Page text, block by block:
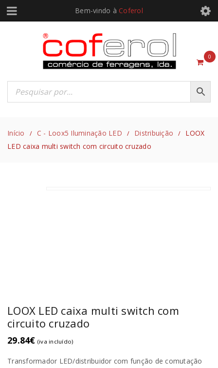
Bem-vindo à Coferol
0
Início / C - Loox5 Iluminação LED / Distribuição /
LOOX
LED caixa multi switch com circuito cruzado
LOOX LED caixa multi switch com
circuito cruzado
29.84€ (iva incluído)
Transformador LED/distribuidor com função de comutação